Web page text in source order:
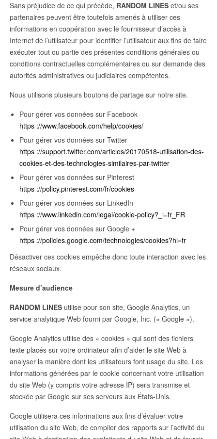
Sans préjudice de ce qui précède, RANDOM LINES et/ou ses
partenaires peuvent être toutefois amenés à utiliser ces
informations en coopération avec le fournisseur d’accès à
Internet de l’utilisateur pour identifier l’utilisateur aux fins de faire
exécuter tout ou partie des présentes conditions générales ou
conditions contractuelles complémentaires ou sur demande des
autorités administratives ou judiciaires compétentes.
Nous utilisons plusieurs boutons de partage sur notre site.
Pour gérer vos données sur Facebook
https ://www.facebook.com/help/cookies/
Pour gérer vos données sur Twitter
https ://support.twitter.com/articles/20170518-utilisation-des-
cookies-et-des-technologies-similaires-par-twitter
Pour gérer vos données sur Pinterest
https ://policy.pinterest.com/fr/cookies
Pour gérer vos données sur LinkedIn
https ://www.linkedin.com/legal/cookie-policy?_l=fr_FR
Pour gérer vos données sur Google +
https ://policies.google.com/technologies/cookies?hl=fr
Désactiver ces cookies empêche donc toute interaction avec les
réseaux sociaux.
Mesure d’audience
RANDOM LINES utilise pour son site, Google Analytics, un
service analytique Web fourni par Google, Inc. (« Google »).
Google Analytics utilise des « cookies » qui sont des fichiers
texte placés sur votre ordinateur afin d’aider le site Web à
analyser la manière dont les utilisateurs font usage du site. Les
informations générées par le cookie concernant votre utilisation
du site Web (y compris votre adresse IP) sera transmise et
stockée par Google sur ses serveurs aux États-Unis.
Google utilisera ces informations aux fins d’évaluer votre
utilisation du site Web, de compiler des rapports sur l’activité du